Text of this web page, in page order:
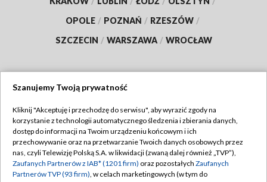
OPOLE / POZNAŃ / RZESZÓW /
SZCZECIN / WARSZAWA / WROCŁAW
TVP
Abonament TVP
Emisja w TVP
Regulamin TVP
Polityka prywatności
Szanujemy Twoją prywatność
Kliknij "Akceptuję i przechodzę do serwisu", aby wyrazić zgody na
korzystanie z technologii automatycznego śledzenia i zbierania danych,
dostęp do informacji na Twoim urządzeniu końcowym i ich
przechowywanie oraz na przetwarzanie Twoich danych osobowych przez
nas, czyli Telewizję Polską S.A. w likwidacji (zwaną dalej również „TVP”),
Zaufanych Partnerów z IAB* (1201 firm) oraz pozostałych Zaufanych
Partnerów TVP (93 firm), w celach marketingowych (w tym do